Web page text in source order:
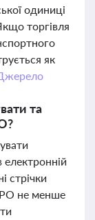
одиниці
торгівля
як
та
електронній
стрічки
не менше